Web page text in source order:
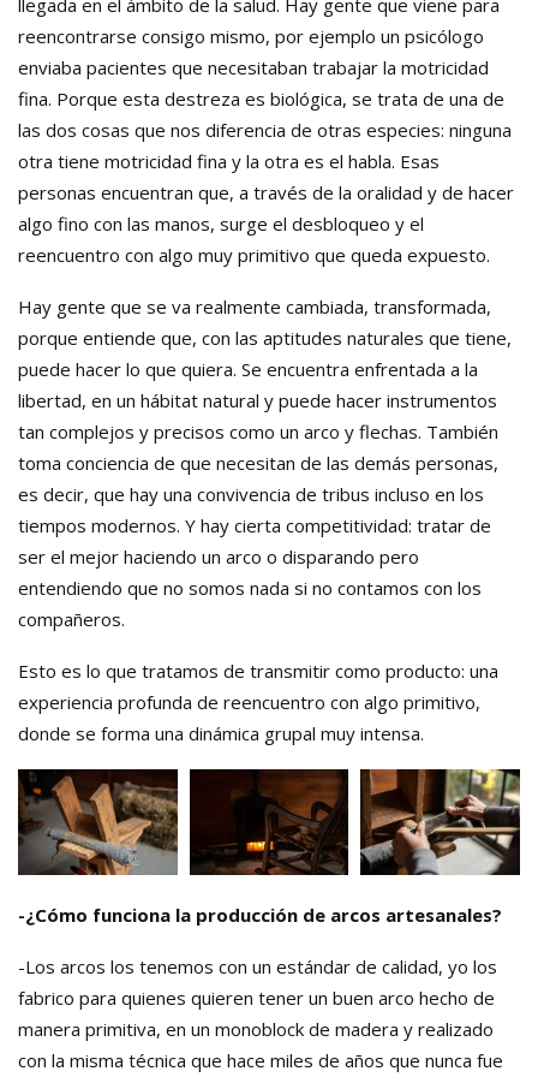
llegada en el ámbito de la salud. Hay gente que viene para
reencontrarse consigo mismo, por ejemplo un psicólogo
enviaba pacientes que necesitaban trabajar la motricidad
fina. Porque esta destreza es biológica, se trata de una de
las dos cosas que nos diferencia de otras especies: ninguna
otra tiene motricidad fina y la otra es el habla. Esas
personas encuentran que, a través de la oralidad y de hacer
algo fino con las manos, surge el desbloqueo y el
reencuentro con algo muy primitivo que queda expuesto.
Hay gente que se va realmente cambiada, transformada,
porque entiende que, con las aptitudes naturales que tiene,
puede hacer lo que quiera. Se encuentra enfrentada a la
libertad, en un hábitat natural y puede hacer instrumentos
tan complejos y precisos como un arco y flechas. También
toma conciencia de que necesitan de las demás personas,
es decir, que hay una convivencia de tribus incluso en los
tiempos modernos. Y hay cierta competitividad: tratar de
ser el mejor haciendo un arco o disparando pero
entendiendo que no somos nada si no contamos con los
compañeros.
Esto es lo que tratamos de transmitir como producto: una
experiencia profunda de reencuentro con algo primitivo,
donde se forma una dinámica grupal muy intensa.
-¿Cómo funciona la producción de arcos artesanales?
-Los arcos los tenemos con un estándar de calidad, yo los
fabrico para quienes quieren tener un buen arco hecho de
manera primitiva, en un monoblock de madera y realizado
con la misma técnica que hace miles de años que nunca fue